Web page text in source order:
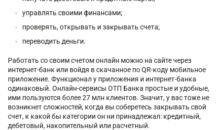
управлять своими финансами;
проверять, открывать и закрывать счета;
переводить деньги.
Работать со своим счетом онлайн можно на сайте через
интернет-банк или войдя в скачанное по QR-коду мобильное
приложение. Функционал у приложения и интернет-банка
одинаковый. Онлайн-сервисы ОТП Банка простые и удобные,
ими пользуются более 27 млн клиентов. Значит, у вас тоже не
возникнет сложностей, когда вы соберетесь закрывать свой
счет, к какой бы категории он ни принадлежал: кредитный,
дебетовый, накопительный или расчетный.